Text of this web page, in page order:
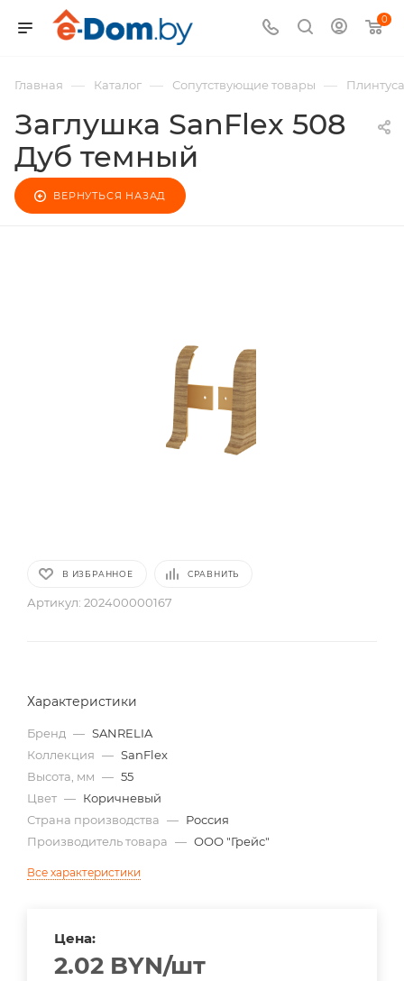
0
Главная — Каталог — Сопутствующие товары — Плинтуса
Заглушка SanFlex 508
Дуб темный
ВЕРНУТЬСЯ НАЗАД
В ИЗБРАННОЕ СРАВНИТЬ
Артикул: 202400000167
Характеристики
Бренд — SANRELIA
Коллекция — SanFlex
Высота, мм — 55
Цвет — Коричневый
Страна производства — Россия
Производитель товара — ООО "Грейс"
Все характеристики
Цена:
2.02 BYN/шт